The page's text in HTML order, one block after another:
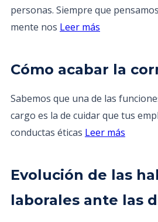
personas. Siempre que
mente nos Leer más
Cómo acabar la
Sabemos que una de las
cargo es la de cuidar que tus
conductas éticas Leer más
Evolución de las
laborales ante las